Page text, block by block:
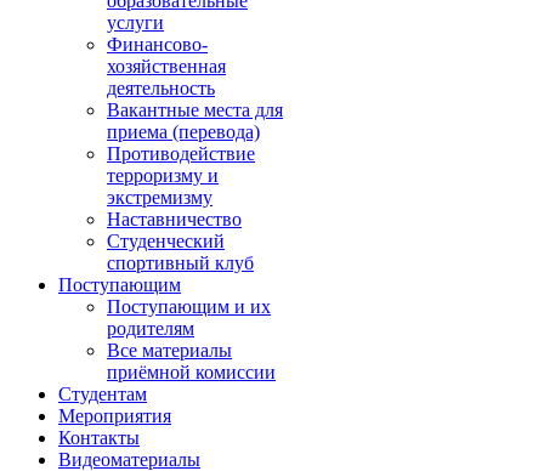
услуги
Финансово-
хозяйственная
деятельность
Вакантные места для
приема (перевода)
Противодействие
терроризму и
экстремизму
Наставничество
Студенческий
спортивный клуб
Поступающим
Поступающим и их
родителям
Все материалы
приёмной комиссии
Студентам
Мероприятия
Контакты
Видеоматериалы